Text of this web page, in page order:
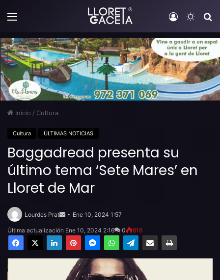
Menú Iniciar
Inicio / Cultura
Cultura ÚLTIMAS NOTICIAS
Baggadread presenta su
último tema ‘Sete Mares’ en
Lloret de Mar
Lourdes Prat
email
Ene 10, 2024 1:57
Última actualización Ene 10, 2024 2:16 0 816
Facebook
X LinkedInPinterestMessengerWhatsAppTelegramCompartir por email Imprimir